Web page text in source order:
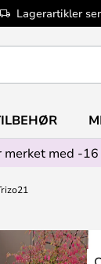
Lagerartikler
med -16